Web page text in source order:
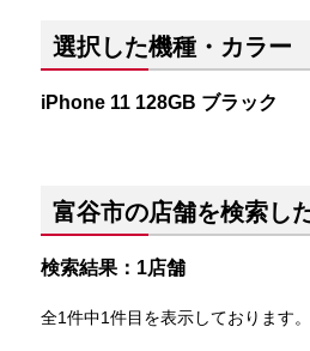
選択した機種・カラー
iPhone 11 128GB ブラック
富谷市の店舗を検索し
検索結果：1店舗
全1件中1件目を表示しております